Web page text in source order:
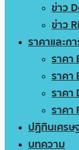
ข่าว
ข่าว
ราคาและก
ราคา
ราคา
ราคา
ราคา
ปฏิทินเศรษ
บทความ